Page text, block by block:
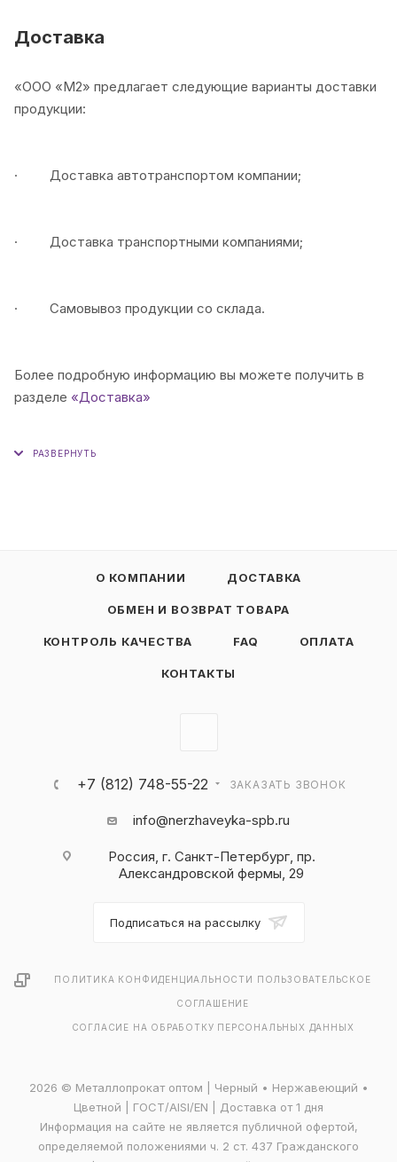
менеджера).
Доставка
«ООО «М2» предлагает следующие варианты доставки
продукции:
· Доставка автотранспортом компании;
· Доставка транспортными компаниями;
· Самовывоз продукции со склада.
Более подробную информацию вы можете получить в
разделе «Доставка»
О КОМПАНИИ ДОСТАВКА
ОБМЕН И ВОЗВРАТ ТОВАРА
КОНТРОЛЬ КАЧЕСТВА FAQ ОПЛАТА
КОНТАКТЫ
+7 (812) 748-55-22 ЗАКАЗАТЬ ЗВОНОК
info@nerzhaveyka-spb.ru
Россия, г. Санкт-Петербург, пр.
Александровской фермы, 29
Подписаться на рассылку
ПОЛИТИКА КОНФИДЕНЦИАЛЬНОСТИ ПОЛЬЗОВАТЕЛЬСКОЕ
СОГЛАШЕНИЕ
СОГЛАСИЕ НА ОБРАБОТКУ ПЕРСОНАЛЬНЫХ ДАННЫХ
2026 © Металлопрокат оптом | Черный • Нержавеющий •
Цветной | ГОСТ/AISI/EN | Доставка от 1 дня
Информация на сайте не является публичной офертой,
определяемой положениями ч. 2 ст. 437 Гражданского